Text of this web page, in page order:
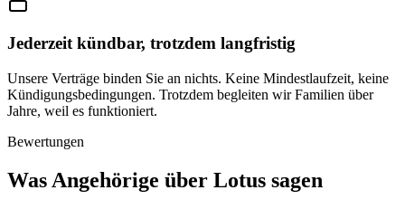
Jederzeit kündbar, trotzdem langfristig
Unsere Verträge binden Sie an nichts. Keine Mindestlaufzeit, keine
Kündigungsbedingungen. Trotzdem begleiten wir Familien über
Jahre, weil es funktioniert.
Bewertungen
Was Angehörige über Lotus sagen